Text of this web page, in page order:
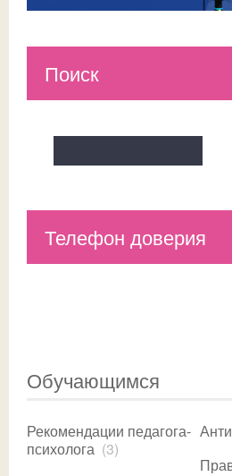
Поиск
Телефон доверия
Обучающимся
Рекомендации педагога-
психолога (3)